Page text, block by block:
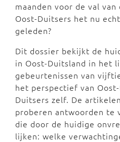
maanden voor de val
Oost-Duitsers het nu
geleden?
Dit dossier bekijkt de
in Oost-Duitsland in het
gebeurtenissen van
het perspectief van
Duitsers zelf. De
proberen antwoorden te
die door de huidige
lijken: welke